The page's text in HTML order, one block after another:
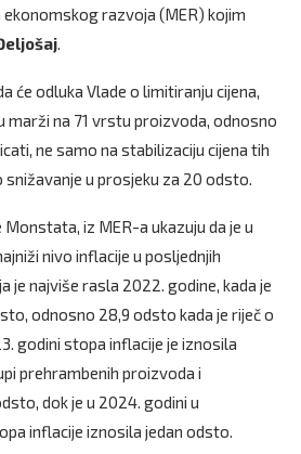
razvoja (MER) kojim
.
će odluka Vlade o limitiranju cijena,
marži na 71 vrstu proizvoda, odnosno
ne samo na stabilizaciju cijena tih
snižavanje u prosjeku za 20 odsto.
iz MER-a ukazuju da je u
nivo inflacije u posljednjih
je najviše rasla 2022. godine, kada je
odnosno 28,9 odsto kada je riječ o
godini stopa inflacije je iznosila
prehrambenih proizvoda i
dok je u 2024. godini u
inflacije iznosila jedan odsto.